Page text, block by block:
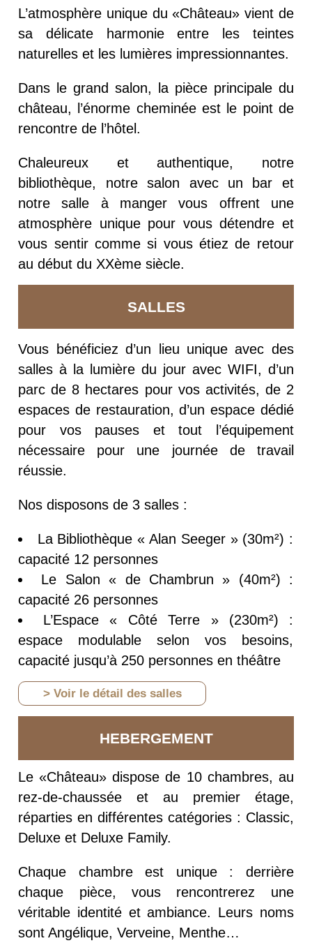
L’atmosphère unique du «Château» vient de
sa délicate harmonie entre les teintes
naturelles et les lumières impressionnantes.
Dans le grand salon, la pièce principale du
château, l’énorme cheminée est le point de
rencontre de l’hôtel.
Chaleureux et authentique, notre
bibliothèque, notre salon avec un bar et
notre salle à manger vous offrent une
atmosphère unique pour vous détendre et
vous sentir comme si vous étiez de retour
au début du XXème siècle.
SALLES
Vous bénéficiez d’un lieu unique avec des
salles à la lumière du jour avec WIFI, d’un
parc de 8 hectares pour vos activités, de 2
espaces de restauration, d’un espace dédié
pour vos pauses et tout l’équipement
nécessaire pour une journée de travail
réussie.
Nos disposons de 3 salles :
La Bibliothèque « Alan Seeger » (30m²) :
capacité 12 personnes
Le Salon « de Chambrun » (40m²) :
capacité 26 personnes
L’Espace « Côté Terre » (230m²) :
espace modulable selon vos besoins,
capacité jusqu’à 250 personnes en théâtre
> Voir le détail des salles
HEBERGEMENT
Le «Château» dispose de 10 chambres, au
rez-de-chaussée et au premier étage,
réparties en différentes catégories : Classic,
Deluxe et Deluxe Family.
Chaque chambre est unique : derrière
chaque pièce, vous rencontrerez une
véritable identité et ambiance. Leurs noms
sont Angélique, Verveine, Menthe…